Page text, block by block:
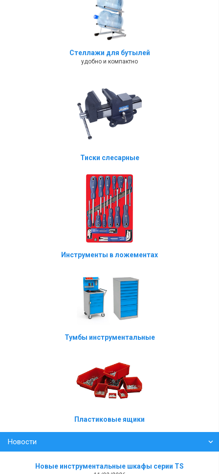
Стеллажи для бутылей
удобно и компактно
Тиски слесарные
Инструменты в ложементах
Тумбы инструментальные
Пластиковые ящики
Новости
Новые инструментальные шкафы серии TS